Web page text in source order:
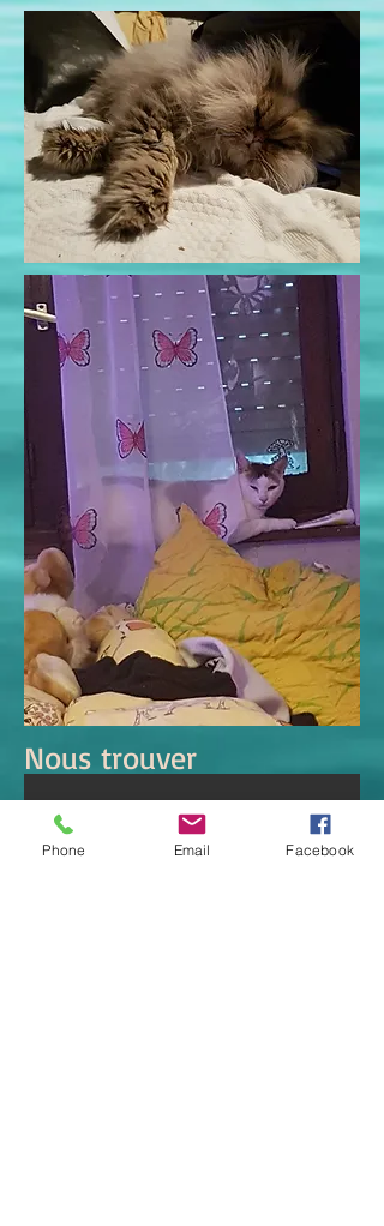
Nous trouver
Phone Email Facebook